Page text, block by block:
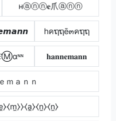
нⓐⓝⓝ𝐞爪ⓐⓝⓝ
hคຖຖē๓คຖຖ
𝐡𝐚𝐧𝐧𝐞𝐦𝐚𝐧𝐧
ｍａｎｎ